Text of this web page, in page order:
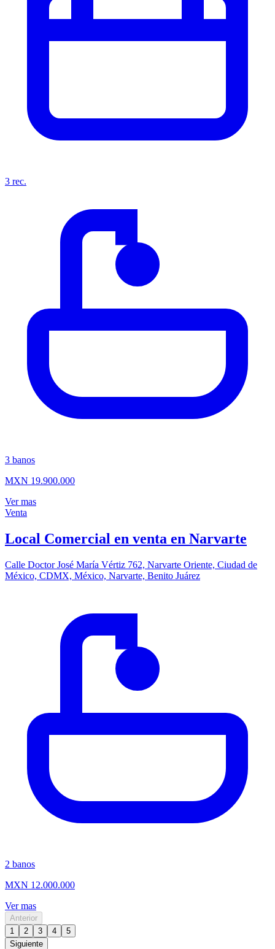
3 rec.
3 banos
MXN 19.900.000
Ver mas
Venta
Local Comercial en venta en Narvarte
Calle Doctor José María Vértiz 762, Narvarte Oriente, Ciudad de
México, CDMX, México, Narvarte, Benito Juárez
2 banos
MXN 12.000.000
Ver mas
Anterior
1
2 3 4
5
Siguiente